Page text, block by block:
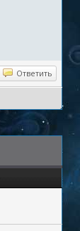
Ответить